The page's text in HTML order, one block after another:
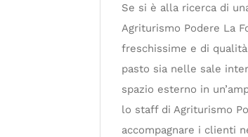
Se si è alla ricerca di
Agriturismo Podere La
freschissime e di
pasto sia nelle sale
spazio esterno in
lo staff di Agriturismo
accompagnare i clienti